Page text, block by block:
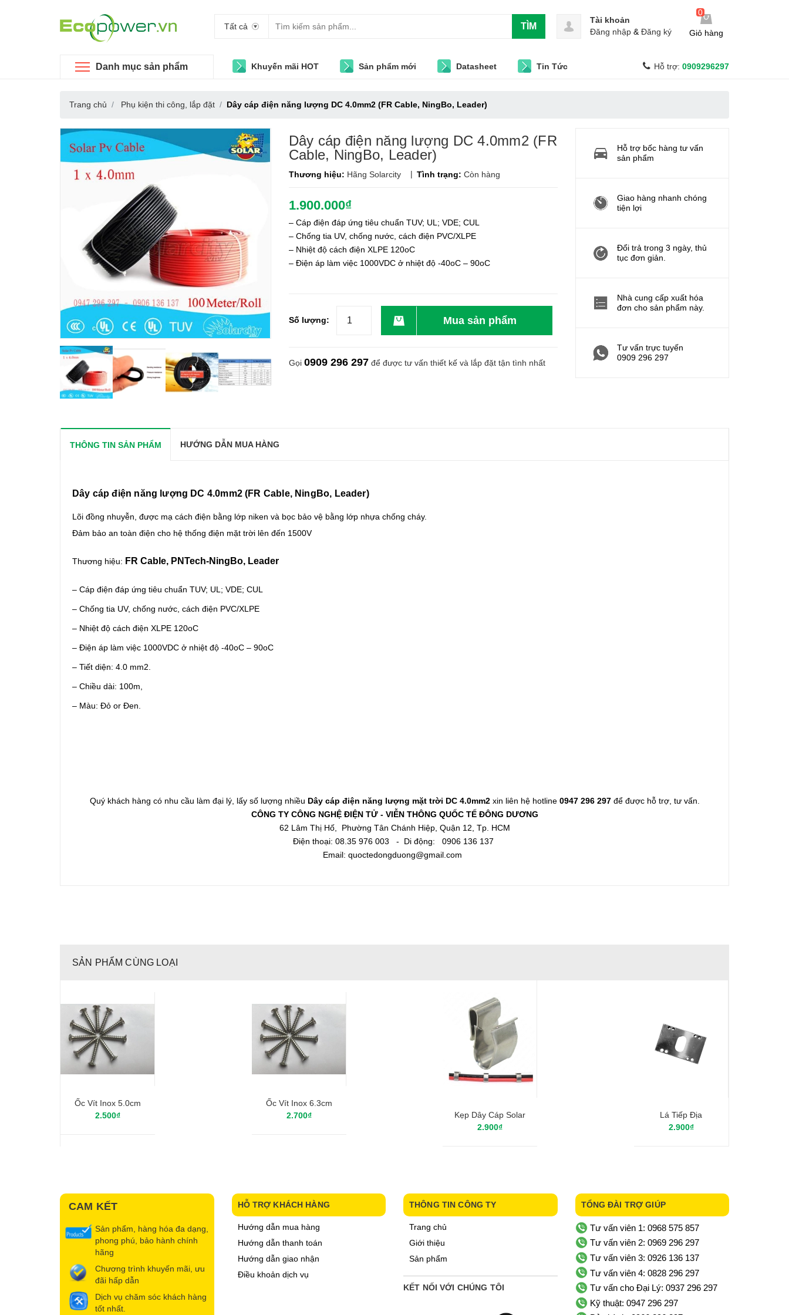
Tất cả TÌM
0
Giỏ hàng
Tài khoản
Đăng nhập & Đăng ký
Danh mục sản phẩm Khuyến mãi HOT Sản phẩm mới Datasheet Tin Tức Hỗ trợ: 0909296297
Trang chủ Phụ kiện thi công, lắp đặt Dây cáp điện năng lượng DC 4.0mm2 (FR Cable, NingBo, Leader)
Dây cáp điện năng lượng DC 4.0mm2 (FR
Cable, NingBo, Leader)
Thương hiệu: Hãng Solarcity | Tình trạng: Còn hàng
1.900.000₫
– Cáp điện đáp ứng tiêu chuẩn TUV; UL; VDE; CUL
– Chống tia UV, chống nước, cách điện PVC/XLPE
– Nhiệt độ cách điện XLPE 120oC
– Điện áp làm việc 1000VDC ở nhiệt độ -40oC – 90oC
Số lượng: Mua sản phẩm
Gọi 0909 296 297 để được tư vấn thiết kế và lắp đặt tận tình nhất
Hỗ trợ bốc hàng tư vấn
sản phẩm
Giao hàng nhanh chóng
tiện lợi
Đổi trả trong 3 ngày, thủ
tục đơn giản.
Nhà cung cấp xuất hóa
đơn cho sản phẩm này.
Tư vấn trực tuyến
0909 296 297
THÔNG TIN SẢN PHẨM HƯỚNG DẪN MUA HÀNG
Dây cáp điện năng lượng DC 4.0mm2 (FR Cable, NingBo, Leader)
Lõi đồng nhuyễn, được mạ cách điện bằng lớp niken và bọc bảo vệ bằng lớp nhựa chống cháy.
Đảm bảo an toàn điện cho hệ thống điện mặt trời lên đến 1500V
Thương hiệu: FR Cable, PNTech-NingBo, Leader
– Cáp điện đáp ứng tiêu chuẩn TUV; UL; VDE; CUL
– Chống tia UV, chống nước, cách điện PVC/XLPE
– Nhiệt độ cách điện XLPE 120oC
– Điện áp làm việc 1000VDC ở nhiệt độ -40oC – 90oC
– Tiết diện: 4.0 mm2.
– Chiều dài: 100m,
– ​​Màu: Đỏ or Đen.
Quý khách hàng có nhu cầu làm đại lý, lấy số lượng nhiều Dây cáp điện năng lượng mặt trời DC 4.0mm2 xin liên hệ hotline0947 296 297để được hỗ trợ, tư vấn.
CÔNG TY CÔNG NGHỆ ĐIỆN TỬ - VIỄN THÔNG QUỐC TẾ ĐÔNG DƯƠNG
62 Lâm Thị Hố, Phường Tân Chánh Hiệp, Quận 12, Tp. HCM
Điện thoại: 08.35 976 003 - Di động: 0906 136 137
Email: quoctedongduong@gmail.com
SẢN PHẨM CÙNG LOẠI
Ốc Vít Inox 5.0cm
2.500₫
Ốc Vít Inox 6.3cm
2.700₫
Kẹp Dây Cáp Solar
2.900₫
Lá Tiếp Địa
2.900₫
CAM KẾT
Sản phẩm, hàng hóa đa dạng,
phong phú, bảo hành chính
hãng
Chương trình khuyến mãi, ưu
đãi hấp dẫn
Dịch vụ chăm sóc khách hàng
tốt nhất.
HỖ TRỢ KHÁCH HÀNG
Hướng dẫn mua hàng
Hướng dẫn thanh toán
Hướng dẫn giao nhận
Điều khoản dịch vụ
THÔNG TIN CÔNG TY
Trang chủ
Giới thiệu
Sản phẩm
KẾT NỐI VỚI CHÚNG TÔI
TỔNG ĐÀI TRỢ GIÚP
Tư vấn viên 1: 0968 575 857
Tư vấn viên 2: 0969 296 297
Tư vấn viên 3: 0926 136 137
Tư vấn viên 4: 0828 296 297
Tư vấn cho Đại Lý: 0937 296 297
Kỹ thuật: 0947 296 297